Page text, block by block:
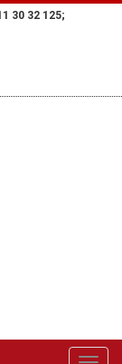
30 32 125;